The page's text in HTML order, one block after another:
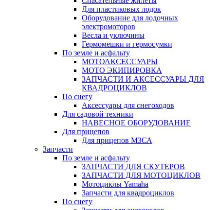
Для пластиковых лодок
Оборудование для лодочных
электромоторов
Весла и уключины
Гермомешки и гермосумки
По земле и асфальту
МОТОАКСЕССУАРЫ
МОТО ЭКИПИРОВКА
ЗАПЧАСТИ И АКСЕССУАРЫ ДЛЯ
КВАДРОЦИКЛОВ
По снегу
Аксессуары для снегоходов
Для садовой техники
НАВЕСНОЕ ОБОРУДОВАНИЕ
Для прицепов
Для прицепов МЗСА
Запчасти
По земле и асфальту
ЗАПЧАСТИ ДЛЯ СКУТЕРОВ
ЗАПЧАСТИ ДЛЯ МОТОЦИКЛОВ
Мотоциклы Yamaha
Запчасти для квадроциклов
По снегу